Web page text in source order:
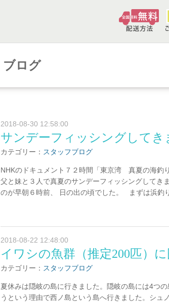
ブログ
2018-08-30 12:58:00
サンデーフィッシングしてき
カテゴリー： スタッフブログ
NHKのドキュメント７２時間「東京湾 真夏の海釣
父と妹と３人で真夏のサンデーフィッシングして
のが早朝６時前、 日の出の頃でした。 まずは浜釣
2018-08-22 12:48:00
イワシの魚群（推定200匹）
カテゴリー： スタッフブログ
夏休みは隠岐の島に行きました。隠岐の島には4つ
うという理由で西ノ島という島へ行きました。シュ